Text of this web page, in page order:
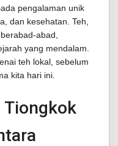
pengalaman unik
dan kesehatan. Teh,
abad,
yang mendalam.
teh lokal, sebelum
kita hari ini.
Tiongkok